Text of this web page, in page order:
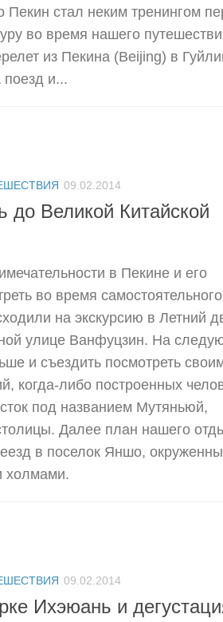
Пекин стал неким тренингом
во время нашего
из Пекина (Beijing) в
поезд и...
09.02.2014
до Великой Китайской
в Пекине и его
во время самостоятельного
на экскурсию в Летний
улице Ванфуцзин. На
и съездить посмотреть
когда-либо построенных
под названием Мутяньюй,
Далее план нашего
в поселок Яншо,
холмами.
09.02.2014
Ихэюань и